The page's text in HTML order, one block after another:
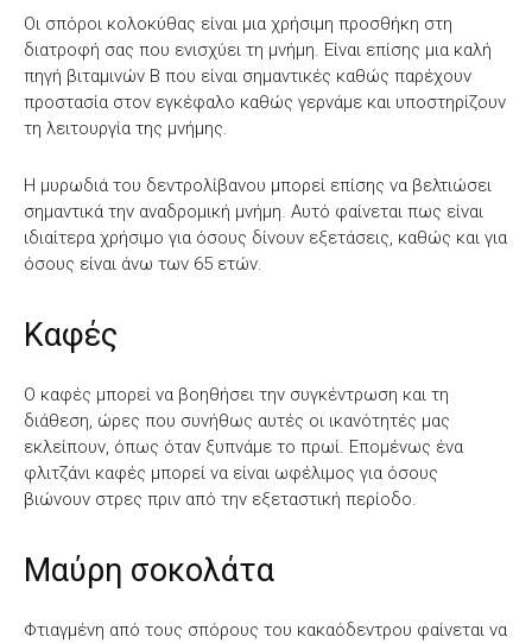
Οι σπόροι κολοκύθας είναι μια χρήσιμη προσθήκη στη
διατροφή σας που ενισχύει τη μνήμη. Είναι επίσης μια καλή
πηγή βιταμινών Β που είναι σημαντικές καθώς παρέχουν
προστασία στον εγκέφαλο καθώς γερνάμε και υποστηρίζουν
τη λειτουργία της μνήμης.
Η μυρωδιά του δεντρολίβανου μπορεί επίσης να βελτιώσει
σημαντικά την αναδρομική μνήμη. Αυτό φαίνεται πως είναι
ιδιαίτερα χρήσιμο για όσους δίνουν εξετάσεις, καθώς και για
όσους είναι άνω των 65 ετών.
Καφές
Ο καφές μπορεί να βοηθήσει την συγκέντρωση και τη
διάθεση, ώρες που συνήθως αυτές οι ικανότητές μας
εκλείπουν, όπως όταν ξυπνάμε το πρωί. Επομένως ένα
φλιτζάνι καφές μπορεί να είναι ωφέλιμος για όσους
βιώνουν στρες πριν από την εξεταστική περίοδο.
Μαύρη σοκολάτα
Φτιαγμένη από τους σπόρους του κακαόδεντρου φαίνεται να